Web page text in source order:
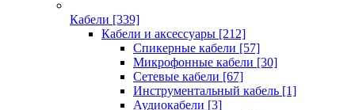
Кабели [339]
Кабели и аксессуары [212]
Спикерные кабели [57]
Микрофонные кабели [30]
Сетевые кабели [67]
Инструментальный кабель [1]
Аудиокабели [3]